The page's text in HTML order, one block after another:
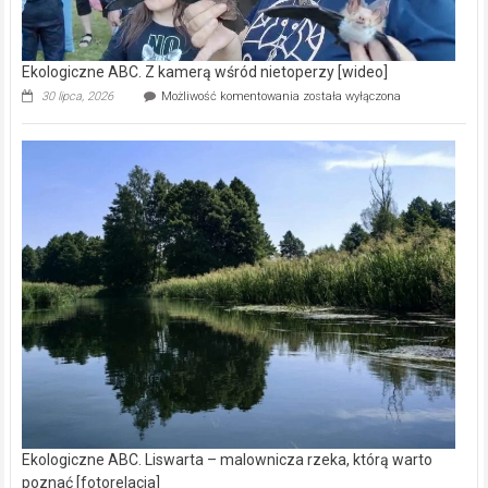
Ekologiczne ABC. Z kamerą wśród nietoperzy [wideo]
30 lipca, 2026 Możliwość komentowania Ekologiczne
kamerą
wśród
została wyłączona
Ekologiczne ABC. Liswarta – malownicza rzeka, którą warto
poznać [fotorelacja]